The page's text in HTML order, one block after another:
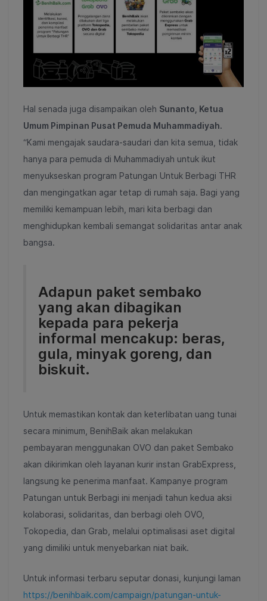
Hal senada juga disampaikan oleh Sunanto, Ketua
Umum Pimpinan Pusat Pemuda Muhammadiyah.
“Kami mengajak saudara-saudari dan kita semua, tidak
hanya para pemuda di Muhammadiyah untuk ikut
menyukseskan program Patungan Untuk Berbagi THR
dan mengingatkan agar tetap di rumah saja. Bagi yang
memiliki kemampuan lebih, mari kita berbagi dan
menghidupkan kembali semangat solidaritas antar anak
bangsa.
Adapun paket sembako
yang akan dibagikan
kepada para pekerja
informal mencakup: beras,
gula, minyak goreng, dan
biskuit.
Untuk memastikan kontak dan keterlibatan uang tunai
secara minimum, BenihBaik akan melakukan
pembayaran menggunakan OVO dan paket Sembako
akan dikirimkan oleh layanan kurir instan GrabExpress,
langsung ke penerima manfaat. Kampanye program
Patungan untuk Berbagi ini menjadi tahun kedua aksi
kolaborasi, solidaritas, dan berbagi oleh OVO,
Tokopedia, dan Grab, melalui optimalisasi aset digital
yang dimiliki untuk menyebarkan niat baik.
Untuk informasi terbaru seputar donasi, kunjungi laman
https://benihbaik.com/campaign/patungan-untuk-